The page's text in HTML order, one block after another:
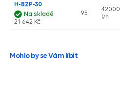
H-BZP-30
Na skladě
21 642 Kč
95
42000
l/h
Mohlo by se Vám líbit